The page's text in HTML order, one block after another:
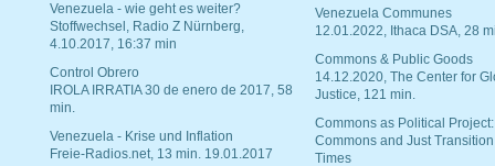
Venezuela - wie geht es weiter?
Stoffwechsel, Radio Z Nürnberg,
4.10.2017, 16:37 min
Control Obrero
IROLA IRRATIA 30 de enero de 2017, 58
min.
Venezuela - Krise und Inflation
Freie-Radios.net, 13 min. 19.01.2017
Venezuela Communes
12.01.2022, Ithaca DSA, 28
Commons & Public Goods
14.12.2020, The Center for
Justice, 121 min.
Commons as Political Project:
Commons and Just
Times